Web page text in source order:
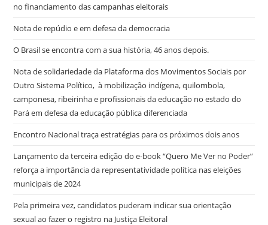
no financiamento das campanhas eleitorais
Nota de repúdio e em defesa da democracia
O Brasil se encontra com a sua história, 46 anos depois.
Nota de solidariedade da Plataforma dos Movimentos Sociais por
Outro Sistema Político, à mobilização indígena, quilombola,
camponesa, ribeirinha e profissionais da educação no estado do
Pará em defesa da educação pública diferenciada
Encontro Nacional traça estratégias para os próximos dois anos
Lançamento da terceira edição do e-book “Quero Me Ver no Poder”
reforça a importância da representatividade política nas eleições
municipais de 2024
Pela primeira vez, candidatos puderam indicar sua orientação
sexual ao fazer o registro na Justiça Eleitoral